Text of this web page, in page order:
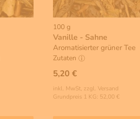
100 g
Vanille - Sahne
Aromatisierter grüner Tee
Zutaten
5,20 €
inkl. MwSt, zzgl. Versand
Grundpreis 1 KG: 52,00 €